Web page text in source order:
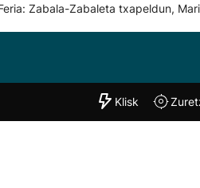
Zabala-Zabaleta txapeldun,
"Helmuga"
Klisk